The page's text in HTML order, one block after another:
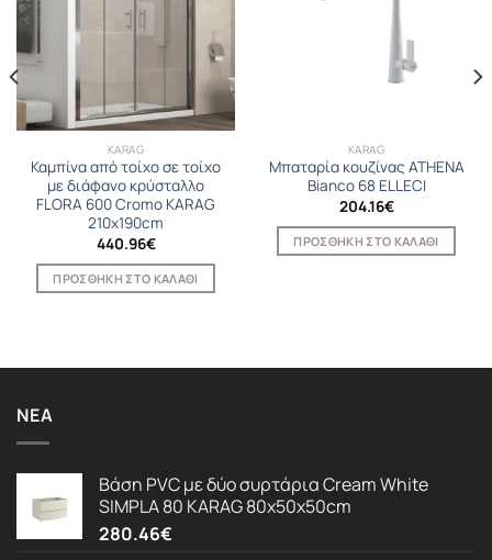
KARAG
Καμπίνα από τοίχο σε τοίχο
με διάφανο κρύσταλλο
FLORA 600 Cromo KARAG
210x190cm
440.96€
ΠΡΟΣΘΉΚΗ ΣΤΟ ΚΑΛΆΘΙ
KARAG
Μπαταρία κουζίνας ATHENA
Bianco 68 ELLECI
204.16€
ΠΡΟΣΘΉΚΗ ΣΤΟ ΚΑΛΆΘΙ
ΝΈΑ
Βάση PVC με δύο συρτάρια Cream White
SIMPLA 80 KARAG 80x50x50cm
280.46€